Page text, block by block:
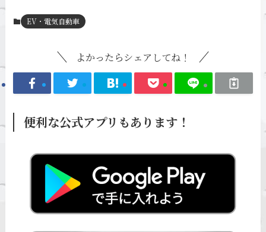
EV・電気自動車
よかったらシェアしてね！
便利な公式アプリもあります！